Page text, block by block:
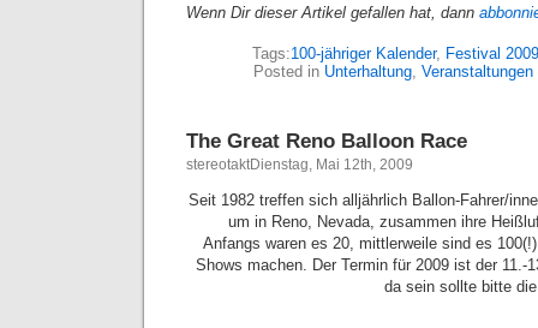
Wenn Dir dieser Artikel gefallen hat, dann
Tags:100-jähriger Kalender, Festival 2009
Posted in Unterhaltung, Veranstaltungen
The Great Reno Balloon Race
stereotaktDienstag, Mai 12th, 2009
Seit 1982 treffen sich alljährlich Ballon-Fahrer/
um in Reno, Nevada, zusammen ihre
Anfangs waren es 20, mittlerweile sind es
Shows machen. Der Termin für 2009 ist der 11.-
da sein sollte bitte